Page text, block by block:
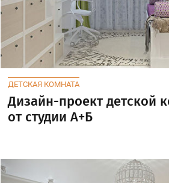
ДЕТСКАЯ КОМНАТА
Дизайн-проект детской
от студии А+Б